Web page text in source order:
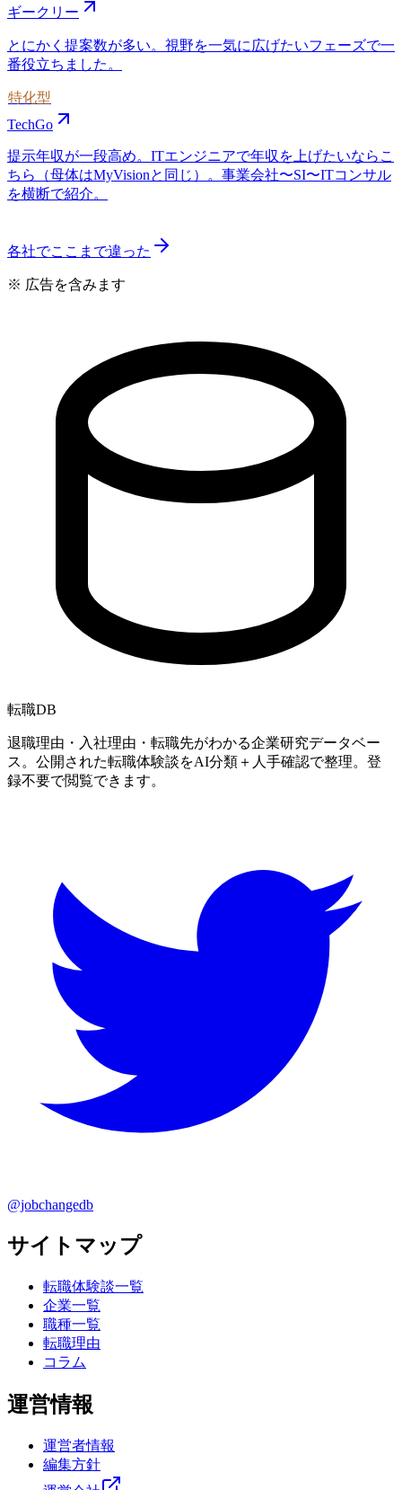
ギークリー
とにかく提案数が多い。視野を一気に広げたいフェーズで一
番役立ちました。
特化型
TechGo
提示年収が一段高め。ITエンジニアで年収を上げたいならこ
ちら（母体はMyVisionと同じ）。事業会社〜SI〜ITコンサル
を横断で紹介。
各社でここまで違った
※ 広告を含みます
転職DB
退職理由・入社理由・転職先がわかる企業研究データベー
ス。公開された転職体験談をAI分類＋人手確認で整理。登
録不要で閲覧できます。
@jobchangedb
サイトマップ
転職体験談一覧
企業一覧
職種一覧
転職理由
コラム
運営情報
運営者情報
編集方針